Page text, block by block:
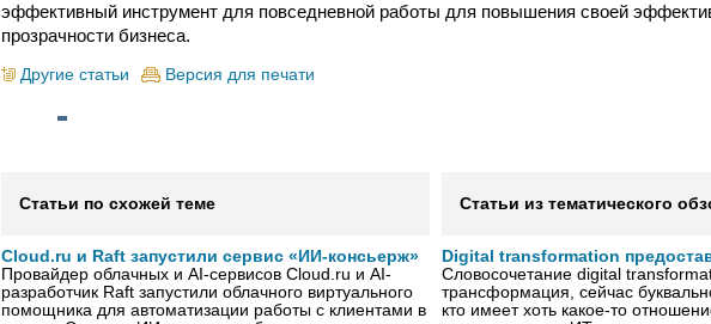
эффективный инструмент для повседневной работы для повышения своей
прозрачности бизнеса.
Другие статьи Версия для печати
Статьи по схожей теме
Cloud.ru и Raft запустили сервис «ИИ-консьерж»
Провайдер облачных и AI-сервисов Cloud.ru и AI-
разработчик Raft запустили облачного виртуального
помощника для автоматизации работы с клиентами в
Статьи из тематического
Digital transformation
Словосочетание digital
трансформация, сейчас
кто имеет хоть какое-то